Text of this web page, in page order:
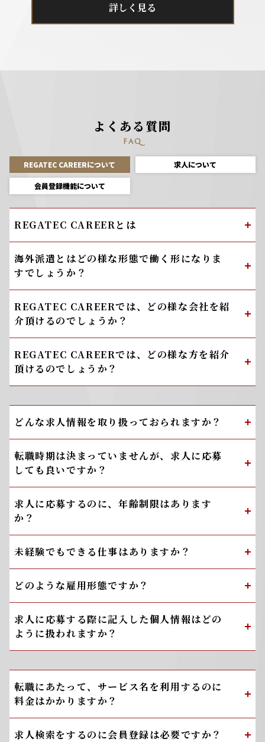
詳しく見る
よくある質問
FAQ
REGATEC CAREERについて 求人について
会員登録機能について
REGATEC CAREERとは
海外派遣とはどの様な形態で働く形になりま
すでしょうか？
REGATEC CAREERでは、どの様な会社を紹
介頂けるのでしょうか？
REGATEC CAREERでは、どの様な方を紹介
頂けるのでしょうか？
どんな求人情報を取り扱っておられますか？
転職時期は決まっていませんが、求人に応募
しても良いですか？
求人に応募するのに、年齢制限はあります
か？
未経験でもできる仕事はありますか？
どのような雇用形態ですか？
求人に応募する際に記入した個人情報はどの
ように扱われますか？
転職にあたって、サービス名を利用するのに
料金はかかりますか？
求人検索をするのに会員登録は必要ですか？